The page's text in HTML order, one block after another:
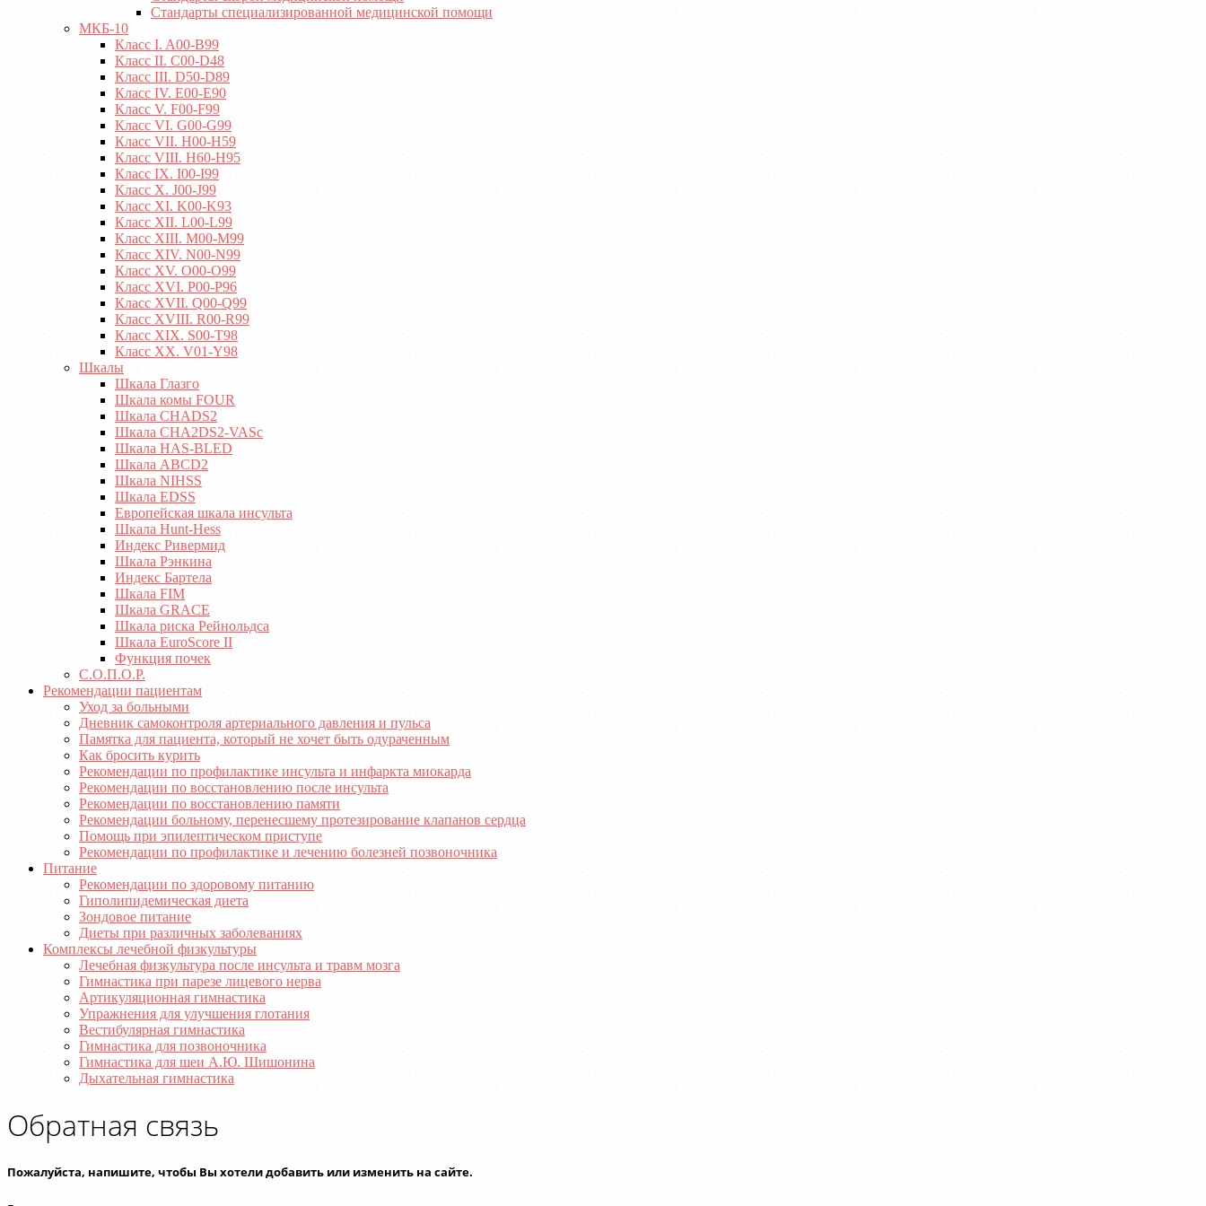
Стандарты специализированной медицинской помощи
МКБ-10
Класс I. A00-B99
Класс II. C00-D48
Класс III. D50-D89
Класс IV. E00-E90
Класс V. F00-F99
Класс VI. G00-G99
Класс VII. H00-H59
Класс VIII. H60-H95
Класс IX. I00-I99
Класс X. J00-J99
Класс XI. K00-K93
Класс XII. L00-L99
Класс XIII. M00-M99
Класс XIV. N00-N99
Класс XV. O00-O99
Класс XVI. P00-P96
Класс XVII. Q00-Q99
Класс XVIII. R00-R99
Класс XIX. S00-T98
Класс XX. V01-Y98
Шкалы
Шкала Глазго
Шкала комы FOUR
Шкала CHADS2
Шкала CHA2DS2-VASc
Шкала HAS-BLED
Шкала ABCD2
Шкала NIHSS
Шкала EDSS
Европейская шкала инсульта
Шкала Hunt-Hess
Индекс Ривермид
Шкала Рэнкина
Индекс Бартела
Шкала FIM
Шкала GRACE
Шкала риска Рейнольдса
Шкала EuroScore II
Функция почек
С.О.П.О.Р.
Рекомендации пациентам
Уход за больными
Дневник самоконтроля артериального давления и пульса
Памятка для пациента, который не хочет быть одураченным
Как бросить курить
Рекомендации по профилактике инсульта и инфаркта миокарда
Рекомендации по восстановлению после инсульта
Рекомендации по восстановлению памяти
Рекомендации больному, перенесшему протезирование клапанов сердца
Помощь при эпилептическом приступе
Рекомендации по профилактике и лечению болезней позвоночника
Питание
Рекомендации по здоровому питанию
Гиполипидемическая диета
Зондовое питание
Диеты при различных заболеваниях
Комплексы лечебной физкультуры
Лечебная физкультура после инсульта и травм мозга
Гимнастика при парезе лицевого нерва
Артикуляционная гимнастика
Упражнения для улучшения глотания
Вестибулярная гимнастика
Гимнастика для позвоночника
Гимнастика для шеи А.Ю. Шишонина
Дыхательная гимнастика
Обратная связь
Пожалуйста, напишите, чтобы Вы хотели добавить или изменить на сайте.